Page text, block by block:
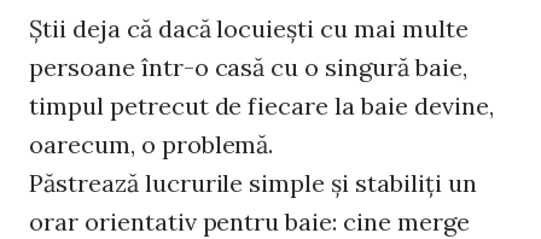
Ştii deja că dacă locuieşti cu mai multe
persoane într-o casă cu o singură baie,
timpul petrecut de fiecare la baie devine,
oarecum, o problemă.
Păstrează lucrurile simple şi stabiliţi un
orar orientativ pentru baie: cine merge